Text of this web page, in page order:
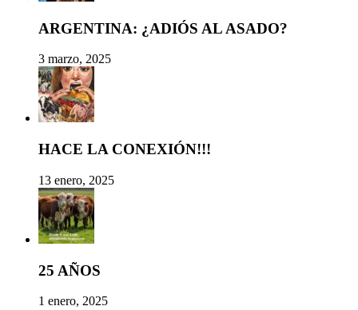
ARGENTINA: ¿ADIÓS AL ASADO?
3 marzo, 2025
HACE LA CONEXIÓN!!!
13 enero, 2025
25 AÑOS
1 enero, 2025